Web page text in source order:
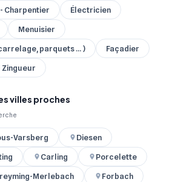
Charpentier
Électricien
Menuisier
parquets ... )
Façadier
villes proches
Varsberg
Diesen
Carling
Porcelette
Merlebach
Forbach